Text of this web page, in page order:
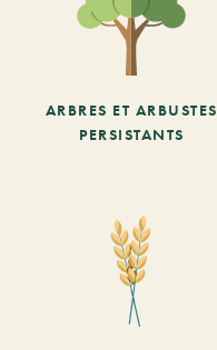
ARBRES ET ARBUSTES
PERSISTANTS